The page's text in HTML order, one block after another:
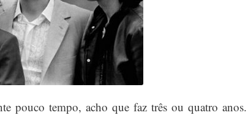
pouco tempo, acho que faz três ou quatro anos.